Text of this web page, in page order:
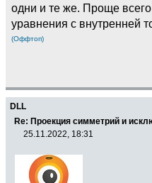
одни и те же. Проще
уравнения с внутренней
(Оффтоп)
DLL
Re: Проекция симметрий и
25.11.2022, 18:31